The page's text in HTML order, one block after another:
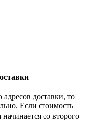
адресов доставки, то
Если стоимость
начинается со второго